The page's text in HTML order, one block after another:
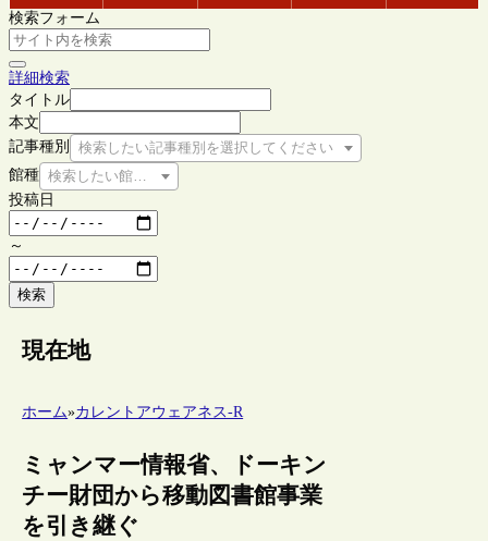
検索フォーム
詳細検索
タイトル
本文
記事種別
検索したい記事種別を選択してください
館種 検索したい館種を選択してください
投稿日
～
検索
現在地
ホーム»カレントアウェアネス-R
ミャンマー情報省、ドーキン
チー財団から移動図書館事業
を引き継ぐ